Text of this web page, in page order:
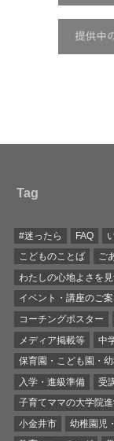
Tag
#迷ったら FAQ
こどものことば
ご
わたしの心地よさを
イベント・講座のご
コーチングポスター
メディア掲載等
中
保育園・こども園・
入学・進級準備
受
子育てママの大学院
小金井市
幼稚園児